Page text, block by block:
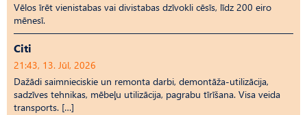
Vēlos īrēt vienistabas vai divistabas dzīvokli cēsīs, līdz 200 eiro
mēnesī.
Citi
21:43, 13. Jūl, 2026
Dažādi saimnieciskie un remonta darbi, demontāža-utilizācija,
sadzīves tehnikas, mēbeļu utilizācija, pagrabu tīrīšana. Visa veida
transports. […]